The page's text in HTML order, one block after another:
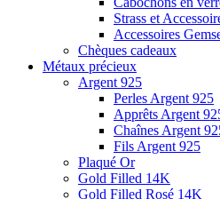
Strass et
Accessoires
Chèques cadeaux
Métaux précieux
Argent 925
Perles Argent 925
Apprêts Argent
Chaînes Argent
Fils Argent 925
Plaqué Or
Gold Filled 14K
Gold Filled Rosé 14K